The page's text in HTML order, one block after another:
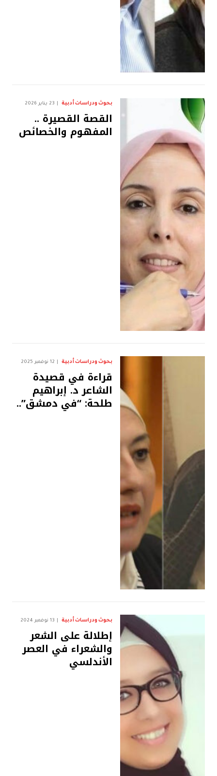
بحوث ودراسات أدبية 23 يناير 2026
القصة القصيرة ..
المفهوم والخصائص
بحوث ودراسات أدبية 12 نوفمبر 2025
قراءة في قصيدة
الشاعر د. إبراهيم
طلحة: “في دمشق”..
بحوث ودراسات أدبية 13 نوفمبر 2024
إطلالة على الشعر
والشعراء في العصر
الأندلسي